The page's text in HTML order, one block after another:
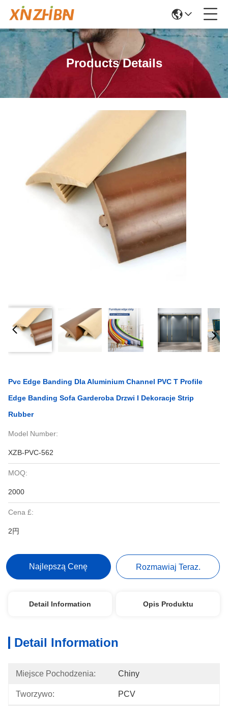
Products Details
Pvc Edge Banding Dla Aluminium Channel PVC T Profile
Edge Banding Sofa Garderoba Drzwi I Dekoracje Strip
Rubber
Model Number:
XZB-PVC-562
MOQ:
2000
Cena £:
2円
Najlepszą Cenę Rozmawiaj Teraz.
Detail Information Opis Produktu
Detail Information
Miejsce Pochodzenia: Chiny
Tworzywo: PCV